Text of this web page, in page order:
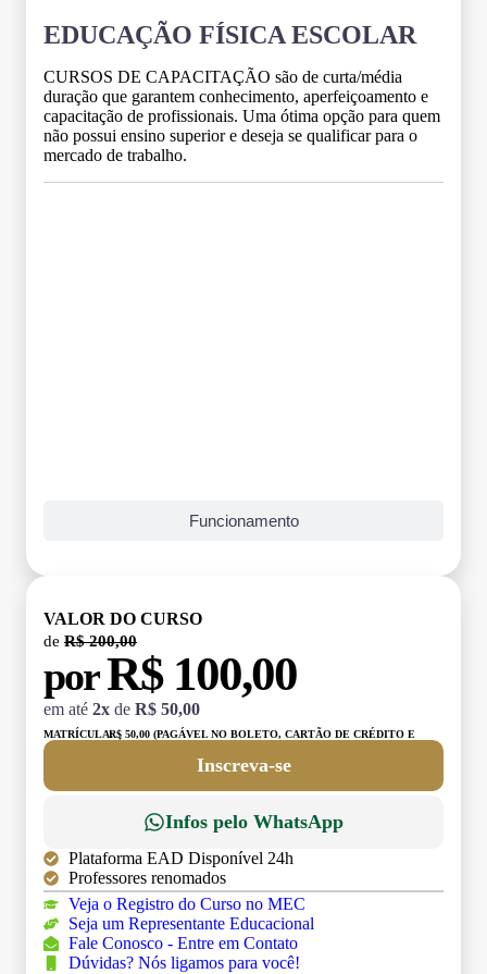
EDUCAÇÃO FÍSICA ESCOLAR
CURSOS DE CAPACITAÇÃO são de curta/média
duração que garantem conhecimento, aperfeiçoamento e
capacitação de profissionais. Uma ótima opção para quem
não possui ensino superior e deseja se qualificar para o
mercado de trabalho.
Funcionamento
VALOR DO CURSO
de R$ 200,00
porR$ 100,00
em até 2x de R$ 50,00
MATRÍCULA:R$ 50,00 (PAGÁVEL NO BOLETO, CARTÃO DE CRÉDITO E
Inscreva-se
Infos pelo WhatsApp
Plataforma EAD Disponível 24h
Professores renomados
Veja o Registro do Curso no MEC
Seja um Representante Educacional
Fale Conosco - Entre em Contato
Dúvidas? Nós ligamos para você!